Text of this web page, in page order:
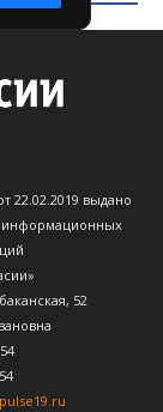
22.02.2019 выдано
информационных
52